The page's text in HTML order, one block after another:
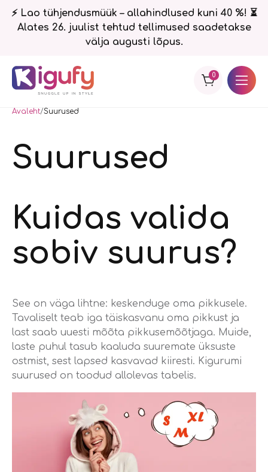
⚡ Lao tühjendusmüük – allahindlused kuni 40 %! ⏳
Alates 26. juulist tehtud tellimused saadetakse
välja augusti lõpus.
0
Avaleht Suurused
Suurused
Kuidas valida
sobiv suurus?
See on väga lihtne: keskenduge oma pikkusele.
Tavaliselt teab iga täiskasvanu oma pikkust ja
last saab uuesti mõõta pikkusemõõtjaga. Muide,
laste puhul tasub kaaluda suuremate üksuste
ostmist, sest lapsed kasvavad kiiresti. Kigurumi
suurused on toodud allolevas tabelis.